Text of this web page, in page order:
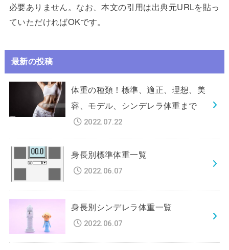
必要ありません。なお、本文の引用は出典元URLを貼っ
ていただければOKです。
最新の投稿
体重の種類！標準、適正、理想、美
容、モデル、シンデレラ体重まで
2022.07.22
身長別標準体重一覧
2022.06.07
身長別シンデレラ体重一覧
2022.06.07